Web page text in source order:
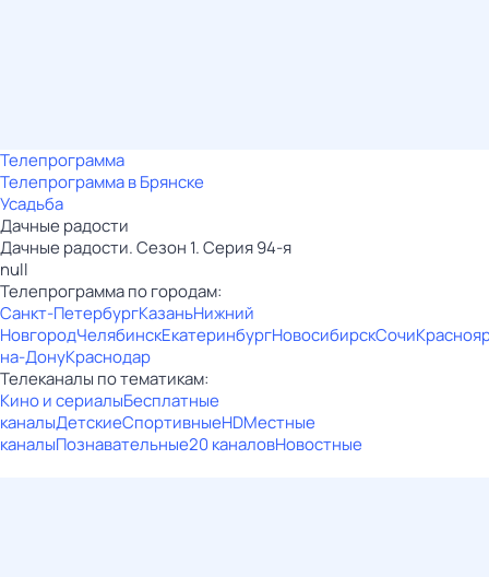
Телепрограмма
Телепрограмма в Брянске
Усадьба
Дачные радости
Дачные радости. Сезон 1. Серия 94-я
null
Телепрограмма по городам:
Санкт-ПетербургКазаньНижний
НовгородЧелябинскЕкатеринбургНовосибирскСочи
на-ДонуКраснодар
Телеканалы по тематикам:
Кино и сериалыБесплатные
каналыДетскиеСпортивныеHDМестные
каналыПознавательные20 каналовНовостные